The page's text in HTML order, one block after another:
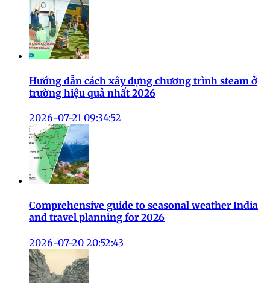
Hướng dẫn cách xây dựng chương trình steam ở
trường hiệu quả nhất 2026
2026-07-21 09:34:52
Comprehensive guide to seasonal weather India
and travel planning for 2026
2026-07-20 20:52:43